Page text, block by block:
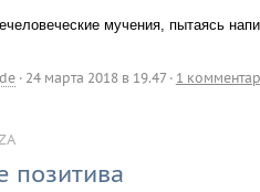
мучения, пытаясь
· 24 марта 2018 в 19.47· 1
позитива